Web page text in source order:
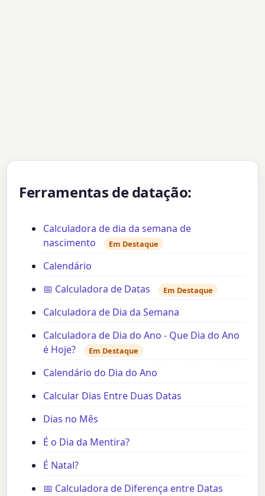
Ferramentas de datação:
Calculadora de dia da semana de
nascimento
Em Destaque
Calendário
📅 Calculadora de Datas
Em Destaque
Calculadora de Dia da Semana
Calculadora de Dia do Ano - Que Dia do Ano
é Hoje?
Em Destaque
Calendário do Dia do Ano
Calcular Dias Entre Duas Datas
Dias no Mês
É o Dia da Mentira?
É Natal?
📅 Calculadora de Diferença entre Datas